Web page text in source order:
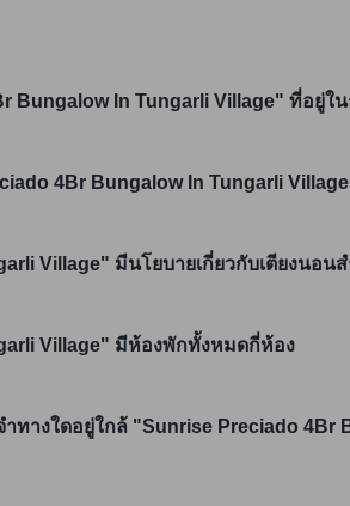
Bungalow In Tungarli Village" ที่อยู่ใน
4Br Bungalow In Tungarli
Village" มีนโยบายเกี่ยวกับเตียงนอนส
Village" มีห้องพักทั้งหมดกี่ห้อง
ทางใดอยู่ใกล้ "Sunrise Preciado 4Br